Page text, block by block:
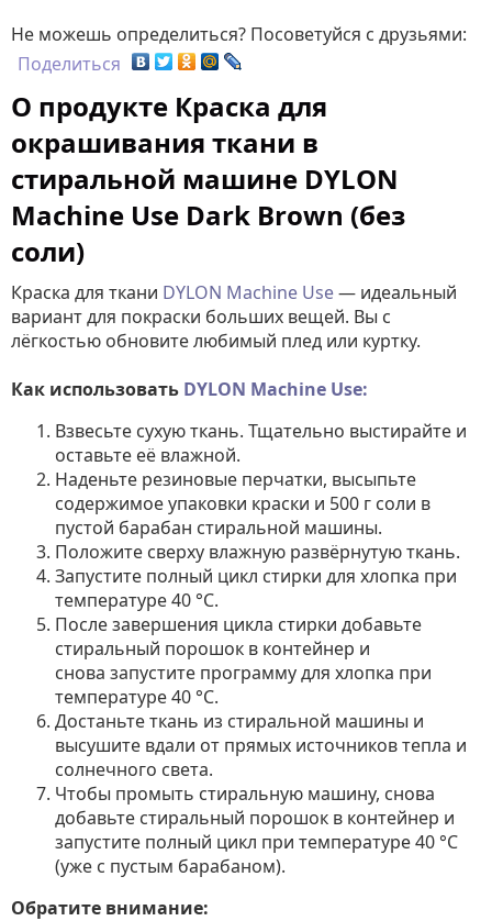
Не можешь определиться? Посоветуйся с друзьями:
Поделиться
О продукте Краска для
окрашивания ткани в
стиральной машине DYLON
Machine Use Dark Brown (без
соли)
Краска для ткани DYLON Machine Use— идеальный
вариант для покраски больших вещей. Вы с
лёгкостью обновите любимый плед или куртку.
Как использовать DYLON Machine Use:
Взвесьте сухую ткань. Тщательно выстирайте и
оставьте её влажной.
Наденьте резиновые перчатки, высыпьте
содержимое упаковки краски и 500 г соли в
пустой барабан стиральной машины.
Положите сверху влажную развёрнутую ткань.
Запустите полный цикл стирки для хлопка при
температуре 40 °C.
После завершения цикла стирки добавьте
стиральный порошок в контейнер и
снова запустите программу для хлопка при
температуре 40 °C.
Достаньте ткань из стиральной машины и
высушите вдали от прямых источников тепла и
солнечного света.
Чтобы промыть стиральную машину, снова
добавьте стиральный порошок в контейнер и
запустите полный цикл при температуре 40 °C
(уже с пустым барабаном).
Обратите внимание: